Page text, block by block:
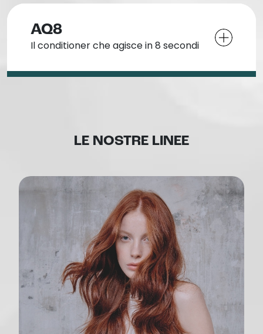
AQ8
Il conditioner che agisce in 8 secondi
LE NOSTRE LINEE